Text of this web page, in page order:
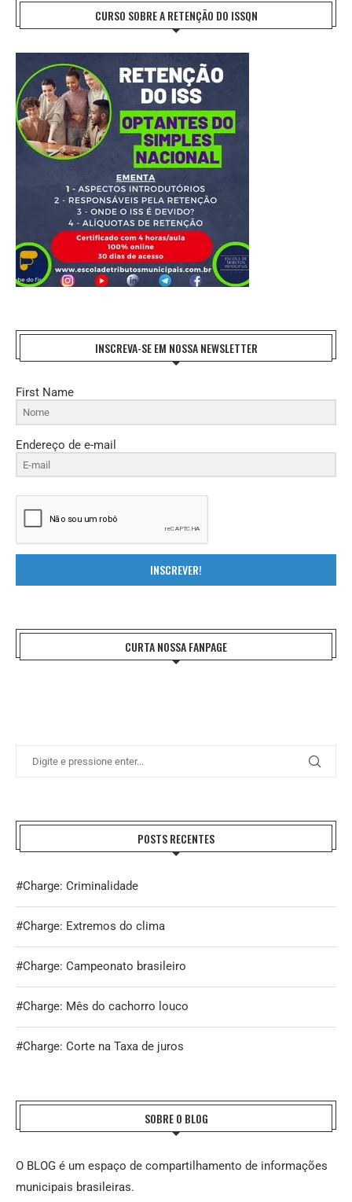
CURSO SOBRE A RETENÇÃO DO ISSQN
INSCREVA-SE EM NOSSA NEWSLETTER
First Name
Endereço de e-mail
INSCREVER!
CURTA NOSSA FANPAGE
POSTS RECENTES
#Charge: Criminalidade
#Charge: Extremos do clima
#Charge: Campeonato brasileiro
#Charge: Mês do cachorro louco
#Charge: Corte na Taxa de juros
SOBRE O BLOG
O BLOG é um espaço de compartilhamento de informações
municipais brasileiras.